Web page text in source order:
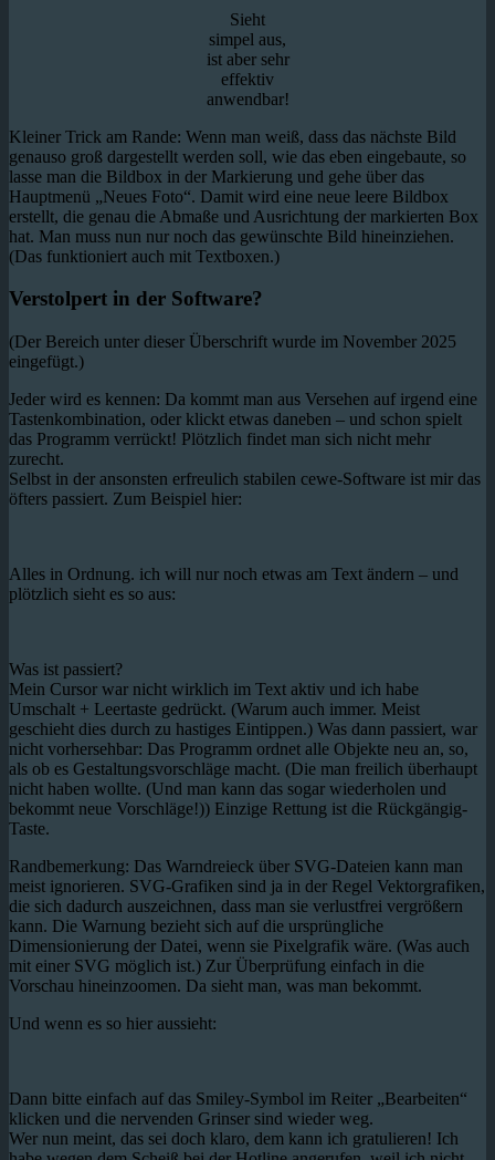
Sieht
simpel aus,
ist aber sehr
effektiv
anwendbar!
Kleiner Trick am Rande: Wenn man weiß, dass das nächste Bild
genauso groß dargestellt werden soll, wie das eben eingebaute, so
lasse man die Bildbox in der Markierung und gehe über das
Hauptmenü „Neues Foto“. Damit wird eine neue leere Bildbox
erstellt, die genau die Abmaße und Ausrichtung der markierten Box
hat. Man muss nun nur noch das gewünschte Bild hineinziehen.
(Das funktioniert auch mit Textboxen.)
Verstolpert in der Software?
(Der Bereich unter dieser Überschrift wurde im November 2025
eingefügt.)
Jeder wird es kennen: Da kommt man aus Versehen auf irgend eine
Tastenkombination, oder klickt etwas daneben – und schon spielt
das Programm verrückt! Plötzlich findet man sich nicht mehr
zurecht.
Selbst in der ansonsten erfreulich stabilen cewe-Software ist mir das
öfters passiert. Zum Beispiel hier:
Alles in Ordnung. ich will nur noch etwas am Text ändern – und
plötzlich sieht es so aus:
Was ist passiert?
Mein Cursor war nicht wirklich im Text aktiv und ich habe
Umschalt + Leertaste gedrückt. (Warum auch immer. Meist
geschieht dies durch zu hastiges Eintippen.) Was dann passiert, war
nicht vorhersehbar: Das Programm ordnet alle Objekte neu an, so,
als ob es Gestaltungsvorschläge macht. (Die man freilich überhaupt
nicht haben wollte. (Und man kann das sogar wiederholen und
bekommt neue Vorschläge!)) Einzige Rettung ist die Rückgängig-
Taste.
Randbemerkung: Das Warndreieck über SVG-Dateien kann man
meist ignorieren. SVG-Grafiken sind ja in der Regel Vektorgrafiken,
die sich dadurch auszeichnen, dass man sie verlustfrei vergrößern
kann. Die Warnung bezieht sich auf die ursprüngliche
Dimensionierung der Datei, wenn sie Pixelgrafik wäre. (Was auch
mit einer SVG möglich ist.) Zur Überprüfung einfach in die
Vorschau hineinzoomen. Da sieht man, was man bekommt.
Und wenn es so hier aussieht:
Dann bitte einfach auf das Smiley-Symbol im Reiter „Bearbeiten“
klicken und die nervenden Grinser sind wieder weg.
Wer nun meint, das sei doch klaro, dem kann ich gratulieren! Ich